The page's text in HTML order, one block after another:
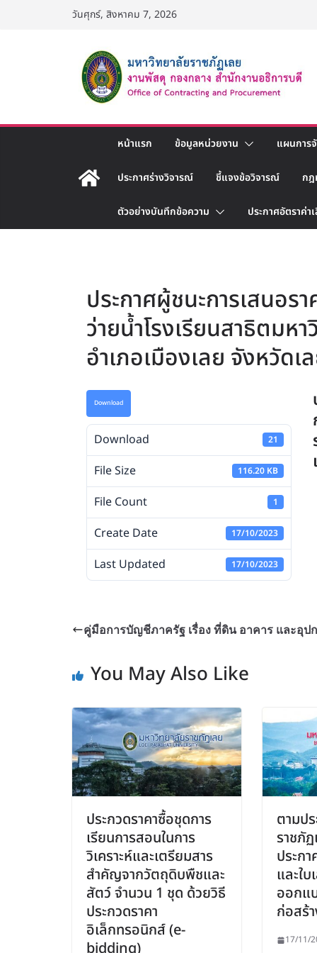
วันศุกร์, สิงหาคม 7, 2026
หน้าแรก ข้อมูลหน่วยงาน แผนการ
ประกาศร่างวิจารณ์ ชี้แจงข้อวิจารณ์ กฎ
ตัวอย่างบันทึกข้อความ ประกาศอัตราค่า
ประกาศผู้ชนะการเสนอร
ว่ายน้ำโรงเรียนสาธิตมห
อำเภอเมืองเลย จังหวัด
Download
Download 21
File Size 116.20 KB
File Count 1
Create Date 17/10/2023
Last Updated 17/10/2023
คู่มือการบัญชีภาครัฐ เรื่อง ที่ดิน อาคาร และอุป
You May Also Like
ประกวดราคาซื้อชุดการ
เรียนการสอนในการ
วิเคราะห์และเตรียมสาร
สำคัญจากวัตถุดิบพืชและ
สัตว์ จำนวน 1 ชุด ด้วยวิธี
ประกวดราคา
อิเล็กทรอนิกส์ (e-
ตามป
ราชภั
ประก
และใบ
ออกแ
ก่อสร้
17/11/